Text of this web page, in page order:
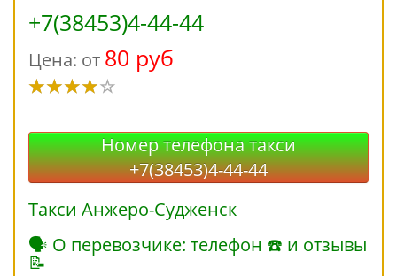
+7(38453)4-44-44
Цена: от 80 руб
Номер телефона такси
+7(38453)4-44-44
Такси Анжеро-Судженск
🗣 О перевозчике: телефон ☎ и отзывы
📝